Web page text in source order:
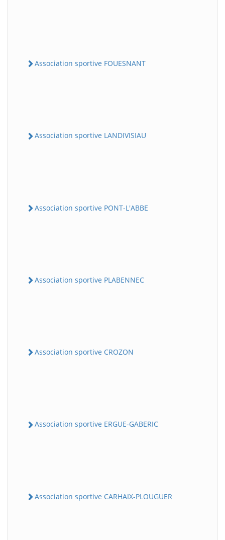
Association sportive FOUESNANT
Association sportive LANDIVISIAU
Association sportive PONT-L'ABBE
Association sportive PLABENNEC
Association sportive CROZON
Association sportive ERGUE-GABERIC
Association sportive CARHAIX-PLOUGUER